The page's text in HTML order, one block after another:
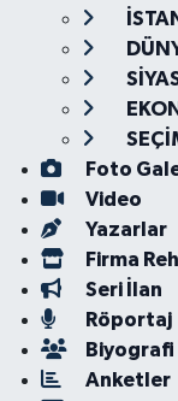
Foto
Video
Yazarlar
Firma
Seri İlan
Röportaj
Biyografi
Anketler